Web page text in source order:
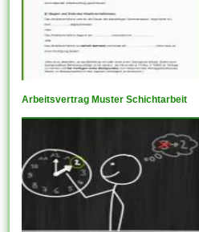
Arbeitsvertrag Muster Schichtarbeit